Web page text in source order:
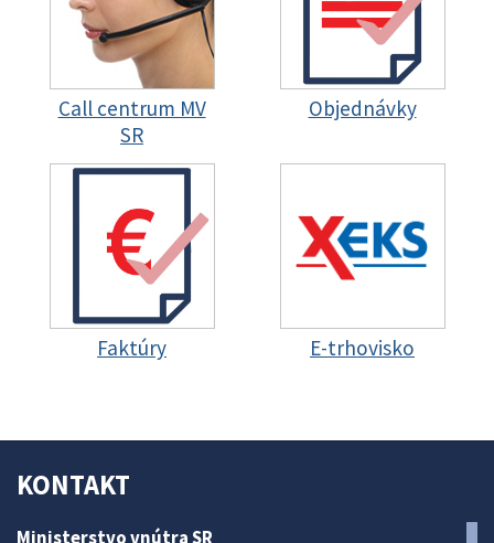
Call centrum MV
SR
Objednávky
Faktúry E-trhovisko
KONTAKT
Ministerstvo vnútra SR